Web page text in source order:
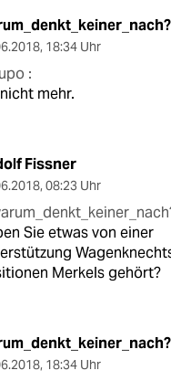
, 18:34 Uhr
:
mehr.
Fissner
, 08:23 Uhr
Sie etwas von einer
Merkels gehört?
, 18:34 Uhr